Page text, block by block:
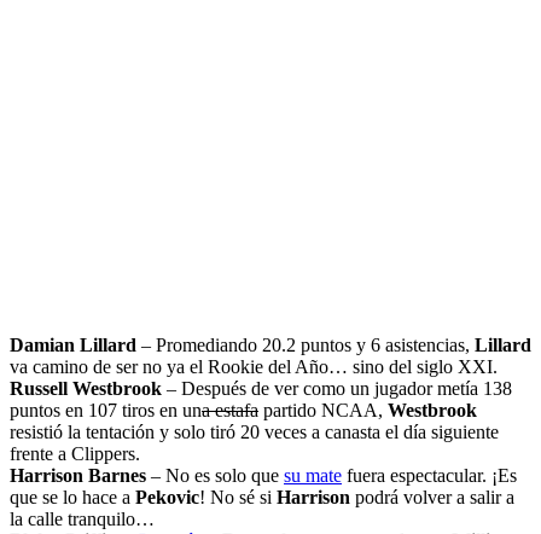
Damian Lillard – Promediando 20.2 puntos y 6 asistencias, Lillard
va camino de ser no ya el Rookie del Año… sino del siglo XXI.
Russell Westbrook – Después de ver como un jugador metía 138
puntos en 107 tiros en una estafa partido NCAA, Westbrook
resistió la tentación y solo tiró 20 veces a canasta el día siguiente
frente a Clippers.
Harrison Barnes – No es solo que su mate fuera espectacular. ¡Es
que se lo hace a Pekovic! No sé si Harrison podrá volver a salir a
la calle tranquilo…